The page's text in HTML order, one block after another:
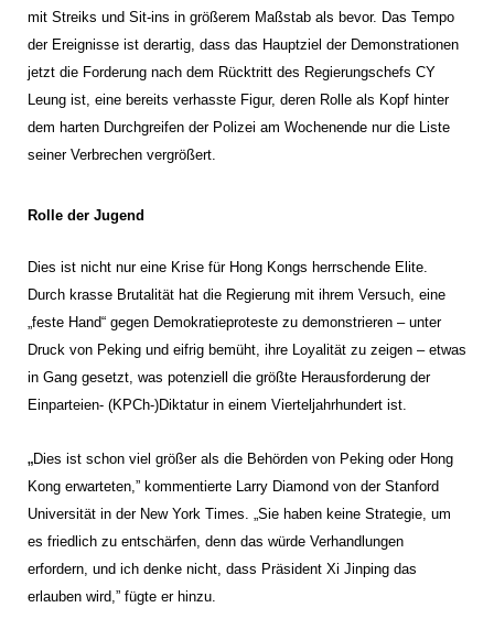
mit Streiks und Sit-ins in größerem Maßstab als bevor. Das Tempo
der Ereignisse ist derartig, dass das Hauptziel der Demonstrationen
jetzt die Forderung nach dem Rücktritt des Regierungschefs CY
Leung ist, eine bereits verhasste Figur, deren Rolle als Kopf hinter
dem harten Durchgreifen der Polizei am Wochenende nur die Liste
seiner Verbrechen vergrößert.
Rolle der Jugend
Dies ist nicht nur eine Krise für Hong Kongs herrschende Elite.
Durch krasse Brutalität hat die Regierung mit ihrem Versuch, eine
„feste Hand“ gegen Demokratieproteste zu demonstrieren – unter
Druck von Peking und eifrig bemüht, ihre Loyalität zu zeigen – etwas
in Gang gesetzt, was potenziell die größte Herausforderung der
Einparteien- (KPCh-)Diktatur in einem Vierteljahrhundert ist.
„Dies ist schon viel größer als die Behörden von Peking oder Hong
Kong erwarteten,” kommentierte Larry Diamond von der Stanford
Universität in der New York Times. „Sie haben keine Strategie, um
es friedlich zu entschärfen, denn das würde Verhandlungen
erfordern, und ich denke nicht, dass Präsident Xi Jinping das
erlauben wird,” fügte er hinzu.